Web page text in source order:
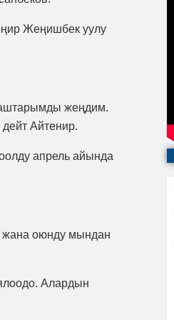
Жеңишбек уулу
жеңдим.
Айтенир.
апрель айында
жана оюнду мындан
Алардын